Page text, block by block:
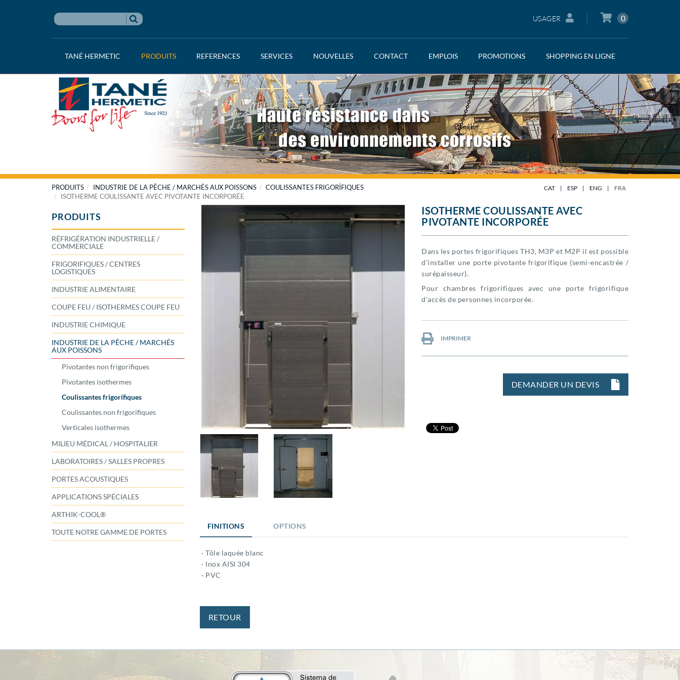
USAGER 0
TANÉ HERMETIC PRODUITS REFERENCES SERVICES NOUVELLES CONTACT EMPLOIS PROMOTIONS SHOPPING EN LIGNE
PRODUITS INDUSTRIE DE LA PÊCHE / MARCHÉS AUX POISSONS
COULISSANTES FRIGORÍFIQUES
ISOTHERME COULISSANTE AVEC PIVOTANTE INCORPORÉE
CAT | ESP | ENG | FRA
PRODUITS
RÉFRIGÉRATION INDUSTRIELLE /
COMMERCIALE
FRIGORIFIQUES / CENTRES
LOGISTIQUES
INDUSTRIE ALIMENTAIRE
COUPE FEU / ISOTHERMES COUPE FEU
INDUSTRIE CHIMIQUE
INDUSTRIE DE LA PÊCHE / MARCHÉS
AUX POISSONS
Pivotantes non frigorifiques
Pivotantes isothermes
Coulissantes frigorífiques
Coulissantes non frigorifiques
Verticales isothermes
MILIEU MÉDICAL / HOSPITALIER
LABORATOIRES / SALLES PROPRES
PORTES ACOUSTIQUES
APPLICATIONS SPÉCIALES
ARTHIK-COOL®
TOUTE NOTRE GAMME DE PORTES
ISOTHERME COULISSANTE AVEC
PIVOTANTE INCORPORÉE
Dans les portes frigorifiques TH3, M3P et M2P il est possible
d’installer une porte pivotante frigorifique (semi-encastrée /
surépaisseur).
Pour chambres frigorifiques avec une porte frigorifique
d’accès de personnes incorporée.
IMPRIMER
DEMANDER UN DEVIS
FINITIONS OPTIONS
· Tôle laquée blanc
· Inox AISI 304
· PVC
RETOUR